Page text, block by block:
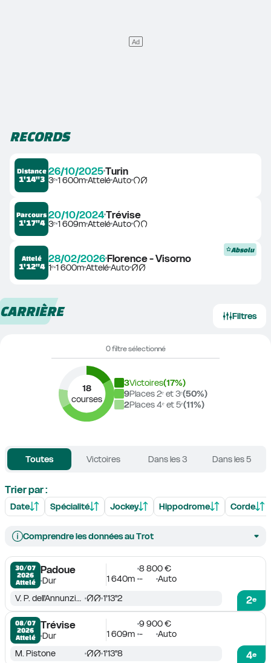
RECORDS
Distance
1'14"3
26/10/2025Turin
3ᵉ1 600mAtteléAuto
Parcours
1'17"4
20/10/2024Trévise
3ᵉ1 609mAtteléAuto
Attelé
1'12"4
28/02/2026Florence - Visorno
1ᵉ1 600mAtteléAuto
Absolu
CARRIÈRE Filtres
0 filtre sélectionné
18
courses
3Victoires(17%)
9Places 2ᵉ et 3ᵉ(50%)
2Places 4ᵉ et 5ᵉ(11%)
Toutes Victoires Dans les 3 Dans les 5
Trier par :
Date Spécialité Jockey Hippodrome Corde
Comprendre les données au Trot
30/07
2026
Attelé
Padoue
Dur
8 800 €
1 640m - Auto
2e
V. P. dell'Annunziata Jr 1'13''2
08/07
2026
Attelé
Trévise
Dur
9 900 €
1 609m - Auto
4e
M. Pistone 1'13''8